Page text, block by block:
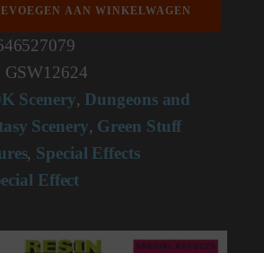
AAN WINKELWAGEN
GSW12624
Scenery, Dungeons and
Scenery, Green Stuff
, Special Effects
Effect